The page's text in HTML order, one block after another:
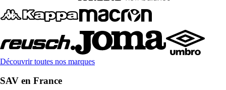
Découvrir toutes nos marques
SAV en France